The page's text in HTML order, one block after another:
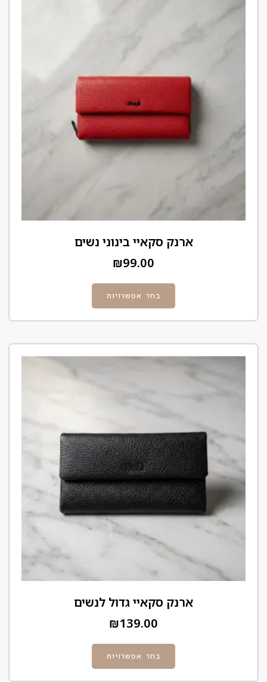
ארנק סקאיי בינוני נשים
₪99.00
בחר אפשרויות
ארנק סקאיי גדול לנשים
₪139.00
בחר אפשרויות